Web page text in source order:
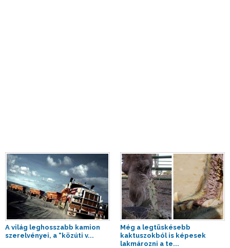
A világ leghosszabb kamion
szerelvényei, a “közúti v...
Még a legtüskésebb
kaktuszokból is képesek
lakmározni a te...